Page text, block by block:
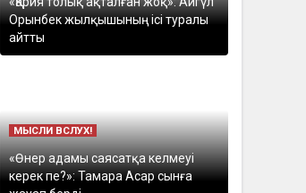
Орынбек жылқышының ісі туралы
айтты
МЫСЛИ ВСЛУХ!
«Өнер адамы саясатқа келмеуі
керек пе?»: Тамара Асар сынға